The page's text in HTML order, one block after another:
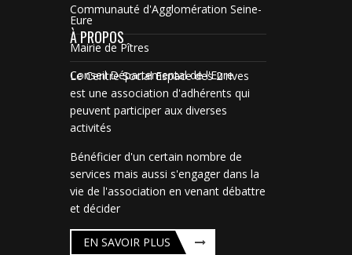
Communauté d'Agglomération Seine-
Eure
Mairie de Pîtres
Conseil Départemental de l'Eure
À PROPOS
Le Centre Social Espace des 2 rives
est une association d'adhérents qui
peuvent participer aux diverses
activités
Bénéficier d'un certain nombre de
services mais aussi s'engager dans la
vie de l'association en venant débattre
et décider
EN SAVOIR PLUS